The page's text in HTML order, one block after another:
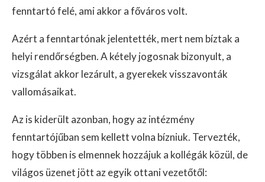
fenntartó felé, ami akkor a főváros volt.
Azért a fenntartónak jelentették, mert nem bíztak a
helyi rendőrségben. A kétely jogosnak bizonyult, a
vizsgálat akkor lezárult, a gyerekek visszavonták
vallomásaikat.
Az is kiderült azonban, hogy az intézmény
fenntartójűban sem kellett volna bízniuk. Tervezték,
hogy többen is elmennek hozzájuk a kollégák közül, de
világos üzenet jött az egyik ottani vezetőtől: